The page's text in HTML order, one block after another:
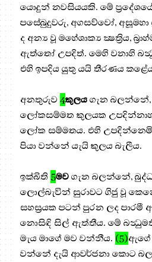
යොදුන් නවසියයකි. මේ
පසේබුදුවරු, අගසව්වෝ, අසූමහා
ද අන්‍ය වූ මහේශාක්‍ය ක්‍ෂත්‍රිය,
ඇත්තෝ උපදිත්. මෙහි වනාහි
එහි ඉපදිය යුතු යයි තීරණය
අනතුරුව4කුලයගැන බලන්නේ,
ලෝකසම්මත කුලයක උපදින්නාහ.
ලෝක සම්මතය. එහි උපදින්නෙමි.
පියා වන්නේ යැයි කුලය බැලීය.
ඉක්බිති 5මවගැන බලන්නේ,
ලොල්බැවින් සුරාවට ගිජු වූ
සහස්‍රයක පටන් පුරන ලද
නොසිඳි සිල් ඇත්තීය. මේ
මැය මාගේ මව වන්නීය. (5)
වන්නේ දැයි ආවර්ජනා කොට